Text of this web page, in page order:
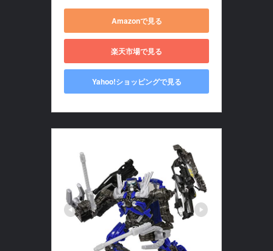
Amazonで見る
楽天市場で見る
Yahoo!ショッピングで見る